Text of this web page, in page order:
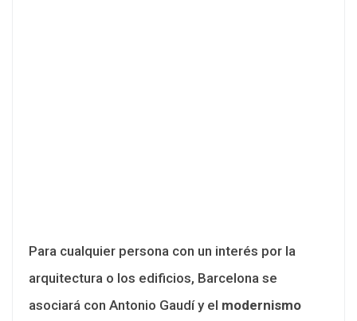
Para cualquier persona con un interés por la
arquitectura o los edificios, Barcelona se
asociará con Antonio Gaudí y el modernismo